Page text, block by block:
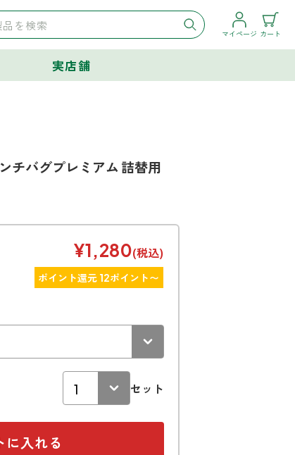
マイページ カート
実店舗
チバグプレミアム 詰替用
¥1,280(税込)
ポイント還元 12ポイント〜
セット